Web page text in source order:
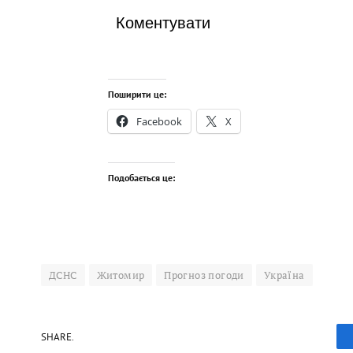
Коментувати
Поширити це:
Facebook X
Подобається це:
ДСНС Житомир Прогноз погоди Україна
SHARE.